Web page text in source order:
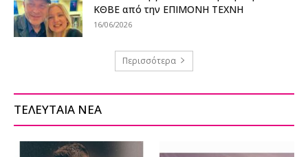
ΚΘΒΕ από την ΕΠΙΜΟΝΗ ΤΕΧΝΗ
16/06/2026
Περισσότερα
ΤΕΛΕΥΤΑΙΑ ΝΕΑ